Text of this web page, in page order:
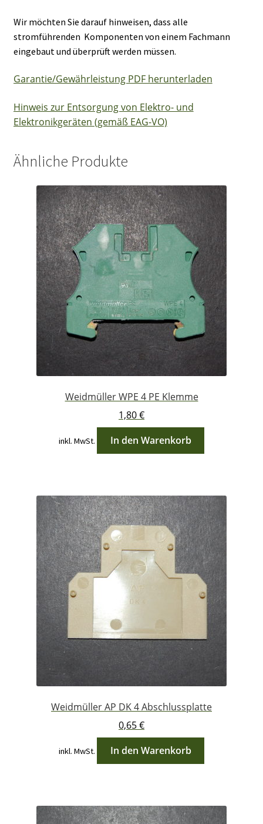
Wir möchten Sie darauf hinweisen, dass alle
stromführenden Komponenten von einem Fachmann
eingebaut und überprüft werden müssen.
Garantie/Gewährleistung PDF herunterladen
Hinweis zur Entsorgung von Elektro- und
Elektronikgeräten (gemäß EAG-VO)
Ähnliche Produkte
Weidmüller WPE 4 PE Klemme
1,80€
inkl. MwSt. In den Warenkorb
Weidmüller AP DK 4 Abschlussplatte
0,65€
inkl. MwSt. In den Warenkorb